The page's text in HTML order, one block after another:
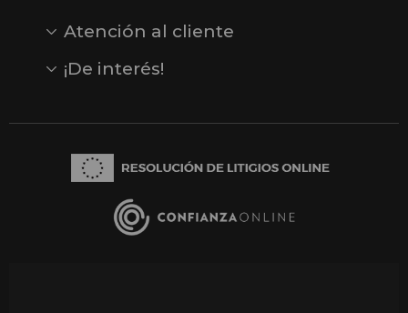
Atención al cliente
Opiniones
Reseñas en Google
¡De interés!